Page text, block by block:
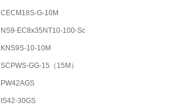
CECM18S-G-10M
NS9-EC8x35NT10-100-Sc
KNS9S-10-10M
SCPWS-GG-15（15M）
PW42AGS
IS42-30GS